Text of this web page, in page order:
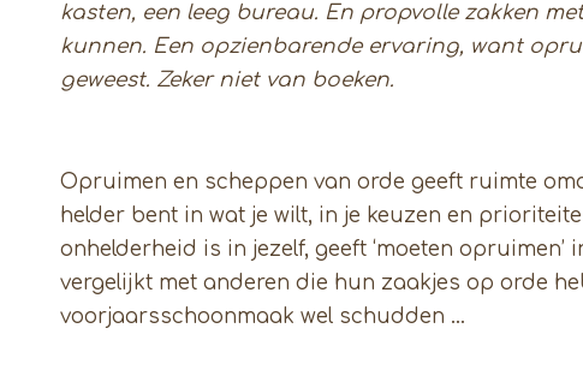
kasten, een leeg bureau. En propvolle zakken
kunnen. Een opzienbarende ervaring, want
geweest. Zeker niet van boeken.
Opruimen en scheppen van orde geeft ruimte
helder bent in wat je wilt, in je keuzen en
onhelderheid is in jezelf, geeft ‘moeten
vergelijkt met anderen die hun zaakjes op orde
voorjaarsschoonmaak wel schudden …